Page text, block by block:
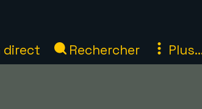
direct Rechercher